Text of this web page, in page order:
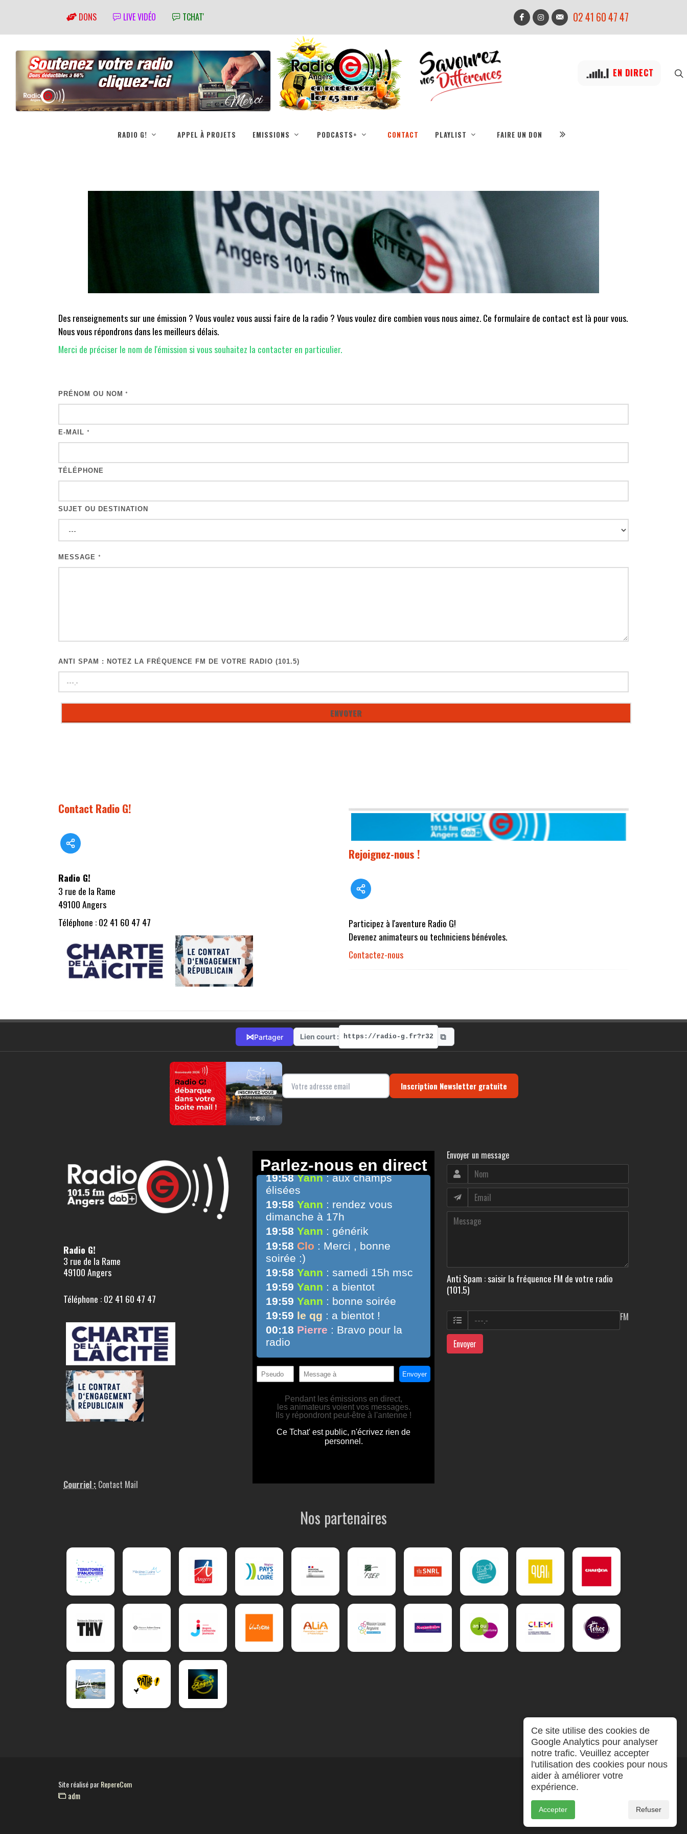
DONS LIVE VIDÉO TCHAT' 02 41 60 47 47
EN DIRECT
RADIO G! APPEL À PROJETS EMISSIONS PODCASTS+ CONTACT PLAYLIST FAIRE UN DON
Des renseignements sur une émission ? Vous voulez vous aussi faire de la radio ? Vous voulez dire combien vous nous aimez. Ce formulaire de contact est là pour vous.
Nous vous répondrons dans les meilleurs délais.
Merci de préciser le nom de l'émission si vous souhaitez la contacter en particulier.
PRÉNOM OU NOM *
E-MAIL *
TÉLÉPHONE
SUJET OU DESTINATION
MESSAGE *
ANTI SPAM : NOTEZ LA FRÉQUENCE FM DE VOTRE RADIO (101.5)
Contact Radio G!
Radio G!
3 rue de la Rame
49100 Angers
Téléphone : 02 41 60 47 47
Rejoignez-nous !
Participez à l'aventure Radio G!
Devenez animateurs ou techniciens bénévoles.
Contactez-nous
⋈Partager Lien court : https://radio-g.fr?r32 ⧉
Inscription Newsletter gratuite
Radio G!
3 rue de la Rame
49100 Angers
Téléphone : 02 41 60 47 47
Courriel : Contact Mail
Envoyer un message
Anti Spam : saisir la fréquence FM de votre radio
(101.5)
FM
Envoyer
Nos partenaires
Site réalisé parRepereCom
adm
Ce site utilise des cookies de
Google Analytics pour analyser
notre trafic. Veuillez accepter
l'utilisation des cookies pour nous
aider à améliorer votre
expérience.
Accepter Refuser